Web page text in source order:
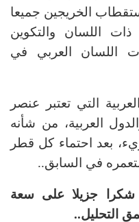
الخريجين جميعا
اللسان والتكوين
اللسان العربي في
التي تعتبر عنصر
العربية، من شأنه
بعد احتماء كل قطر
في السابق..
شكرا جزيلا على سعة
التحليل..